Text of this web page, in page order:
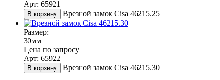
Арт: 65921
В корзину Врезной замок Cisa 46215.25
Размер:
30мм
Цена по запросу
Арт: 65922
В корзину Врезной замок Cisa 46215.30